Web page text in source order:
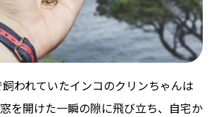
われていたインコのクリンちゃんは
を開けた一瞬の隙に飛び立ち、自宅か